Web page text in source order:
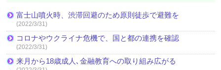
富士山噴火時、渋滞回避のため原則徒歩で避難を
(2022/3/31)
コロナやウクライナ危機で、国と都の連携を確認
(2022/3/31)
来月から18歳成人､金融教育への取り組み広がる